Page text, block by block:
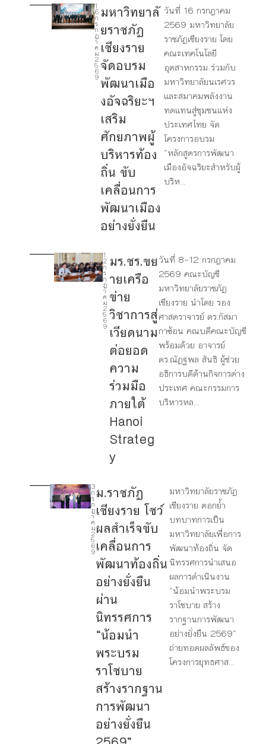
1
6
ก
ร
ก
ฎ
า
ค
ม
2
5
6
9
มหาวิทยาลั
ยราชภัฏ
เชียงราย
จัดอบรม
พัฒนาเมือ
งอัจฉริยะฯ
เสริม
ศักยภาพผู้
บริหารท้อง
ถิ่น ขับ
เคลื่อนการ
พัฒนาเมือง
อย่างยั่งยืน
วันที่ 16 กรกฎาคม
2569 มหาวิทยาลัย
ราชภัฏเชียงราย โดย
คณะเทคโนโลยี
อุตสาหกรรม ร่วมกับ
มหาวิทยาลัยนเรศวร
และสมาคมพลังงาน
ทดแทนสู่ชุมชนแห่ง
ประเทศไทย จัด
โครงการอบรม
“หลักสูตรการพัฒนา
เมืองอัจฉริยะสำหรับผู้
บริห...
1
2
ก
ร
ก
ฎ
า
ค
ม
2
5
6
9
มร.ชร.ขย
ายเครือ
ข่าย
วิชาการสู่
เวียดนาม
ต่อยอด
ความ
ร่วมมือ
ภายใต้
Hanoi
Strateg
y
วันที่ 8–12 กรกฎาคม
2569 คณะบัญชี
มหาวิทยาลัยราชภัฏ
เชียงราย นำโดย รอง
ศาสตราจารย์ ดร.กัสมา
กาซ้อน คณบดีคณะบัญชี
พร้อมด้วย อาจารย์
ดร.ณัฏฐพล สันธิ ผู้ช่วย
อธิการบดีด้านกิจการต่าง
ประเทศ คณะกรรมการ
บริหารหล...
3
ก
ร
ก
ฎ
า
ค
ม
2
5
6
9
ม.ราชภัฏ
เชียงราย โชว์
ผลสำเร็จขับ
เคลื่อนการ
พัฒนาท้องถิ่น
อย่างยั่งยืน
ผ่าน
นิทรรศการ
“น้อมนำ
พระบรม
ราโชบาย
สร้างรากฐาน
การพัฒนา
อย่างยั่งยืน
มหาวิทยาลัยราชภัฏ
เชียงราย ตอกย้ำ
บทบาทการเป็น
มหาวิทยาลัยเพื่อการ
พัฒนาท้องถิ่น จัด
นิทรรศการนำเสนอ
ผลการดำเนินงาน
“น้อมนำพระบรม
ราโชบาย สร้าง
รากฐานการพัฒนา
อย่างยั่งยืน 2569”
ถ่ายทอดผลลัพธ์ของ
โครงการยุทธศาส...